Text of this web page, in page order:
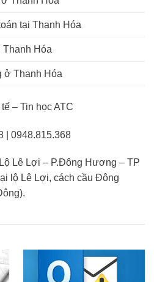
tại Thanh Hóa
Thanh Hóa
ở Thanh Hóa
– Tin học ATC
| 0948.815.368
Lê Lợi – P.Đông Hương – TP
lộ Lê Lợi, cách cầu Đông